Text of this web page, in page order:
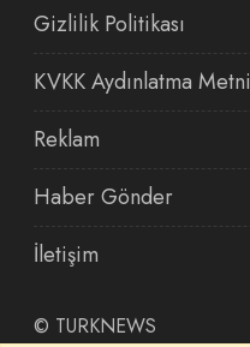
Gizlilik Politikası
KVKK Aydınlatma Metni
Reklam
Haber Gönder
İletişim
© TURKNEWS